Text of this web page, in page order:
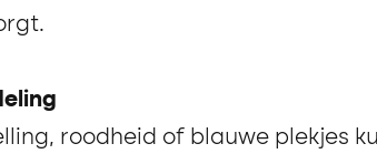
roodheid of blauwe plekjes